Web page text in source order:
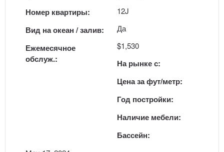
Номер квартиры:
Вид на океан / залив:
Ежемесячное
обслуж.:
12J
Да
$1,530
На рынке с:
Цена за фут/метр:
Год постройки:
Наличие мебели:
Бассейн: